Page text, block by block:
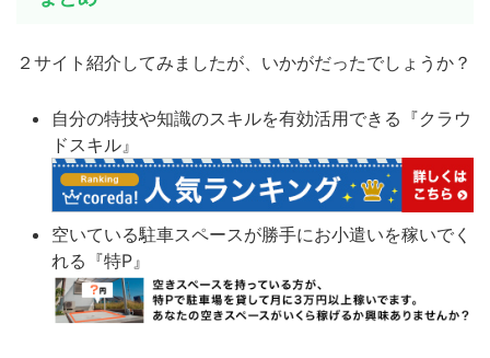
２サイト紹介してみましたが、いかがだったでしょうか？
自分の特技や知識のスキルを有効活用できる『クラウ
ドスキル』
空いている駐車スペースが勝手にお小遣いを稼いでく
れる『特P』